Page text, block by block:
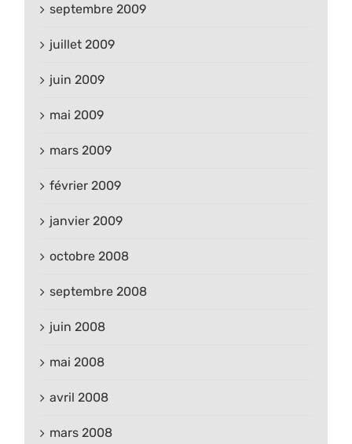
septembre 2009
juillet 2009
juin 2009
mai 2009
mars 2009
février 2009
janvier 2009
octobre 2008
septembre 2008
juin 2008
mai 2008
avril 2008
mars 2008